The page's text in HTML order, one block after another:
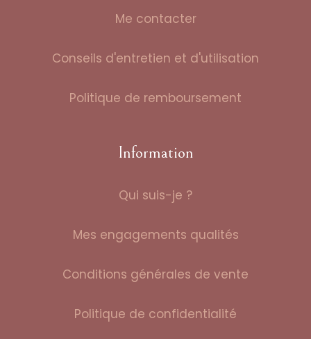
Me contacter
Conseils d'entretien et d'utilisation
Politique de remboursement
Information
Qui suis-je ?
Mes engagements qualités
Conditions générales de vente
Politique de confidentialité